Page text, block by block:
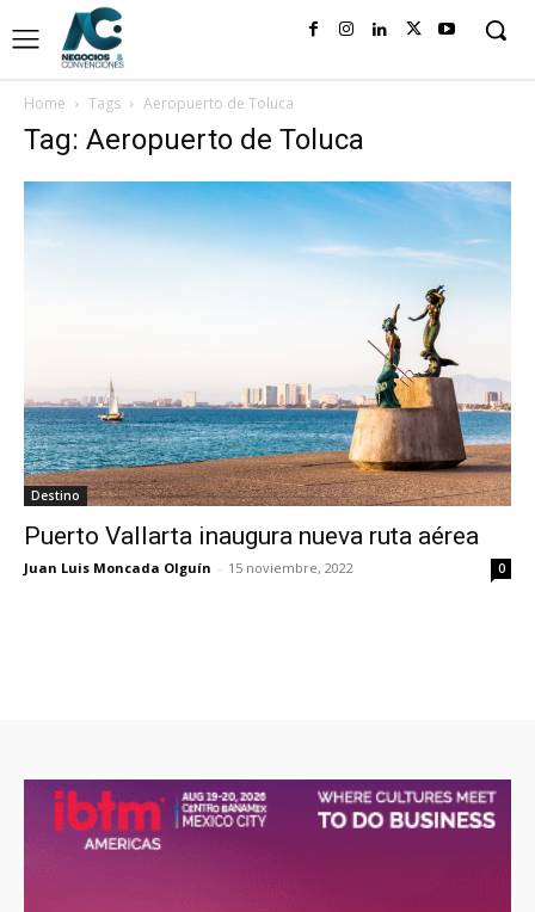
Home Tags Aeropuerto de Toluca
Tag: Aeropuerto de Toluca
Destino
Puerto Vallarta inaugura nueva ruta aérea
Juan Luis Moncada Olguín - 15 noviembre, 2022 0